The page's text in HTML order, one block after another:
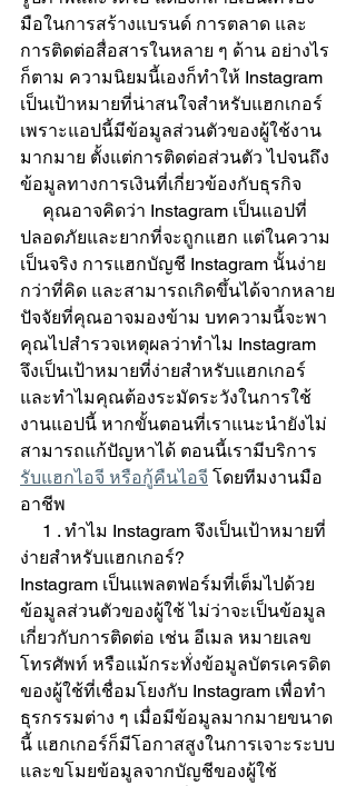
มือในการสร้างแบรนด์ การตลาด และ
การติดต่อสื่อสารในหลาย ๆ ด้าน อย่างไร
ก็ตาม ความนิยมนี้เองก็ทำให้ Instagram
เป็นเป้าหมายที่น่าสนใจสำหรับแฮกเกอร์
เพราะแอปนี้มีข้อมูลส่วนตัวของผู้ใช้งาน
มากมาย ตั้งแต่การติดต่อส่วนตัว ไปจนถึง
ข้อมูลทางการเงินที่เกี่ยวข้องกับธุรกิจ
ปลอดภัยและยากที่จะถูกแฮก แต่ในความ
เป็นจริง การแฮกบัญชี Instagram นั้นง่าย
กว่าที่คิด และสามารถเกิดขึ้นได้จากหลาย
ปัจจัยที่คุณอาจมองข้าม บทความนี้จะพา
คุณไปสำรวจเหตุผลว่าทำไม Instagram
จึงเป็นเป้าหมายที่ง่ายสำหรับแฮกเกอร์
และทำไมคุณต้องระมัดระวังในการใช้
งานแอปนี้ หากขั้นตอนที่เราแนะนำยังไม่
สามารถแก้ปัญหาได้ ตอนนี้เรามีบริการ
รับแฮกไอจี หรือกู้คืนไอจี โดยทีมงานมือ
อาชีพ
ง่ายสำหรับแฮกเกอร์?
Instagram เป็นแพลตฟอร์มที่เต็มไปด้วย
ข้อมูลส่วนตัวของผู้ใช้ ไม่ว่าจะเป็นข้อมูล
เกี่ยวกับการติดต่อ เช่น อีเมล หมายเลข
โทรศัพท์ หรือแม้กระทั่งข้อมูลบัตรเครดิต
ของผู้ใช้ที่เชื่อมโยงกับ Instagram เพื่อทำ
ธุรกรรมต่าง ๆ เมื่อมีข้อมูลมากมายขนาด
นี้ แฮกเกอร์ก็มีโอกาสสูงในการเจาะระบบ
และขโมยข้อมูลจากบัญชีของผู้ใช้